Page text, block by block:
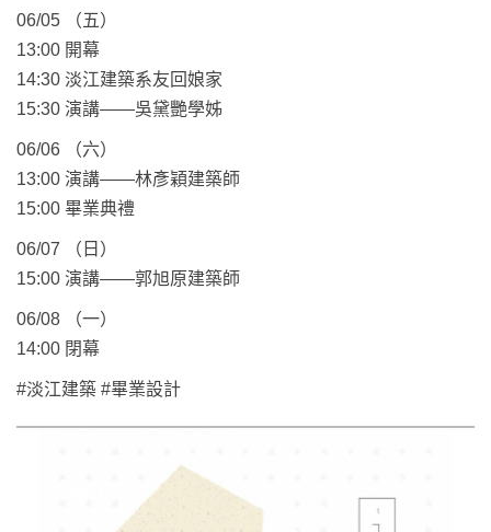
06/05 （五）
13:00 開幕
14:30 淡江建築系友回娘家
15:30 演講——吳黛艷學姊
06/06 （六）
13:00 演講——林彥穎建築師
15:00 畢業典禮
06/07 （日）
15:00 演講——郭旭原建築師
06/08 （一）
14:00 閉幕
#淡江建築 #畢業設計